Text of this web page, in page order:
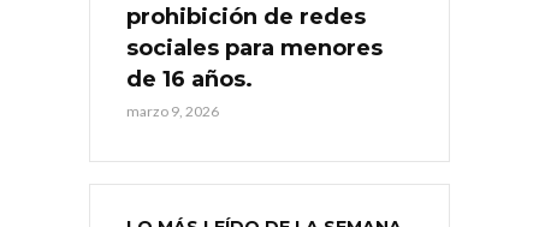
prohibición de redes
sociales para menores
de 16 años.
marzo 9, 2026